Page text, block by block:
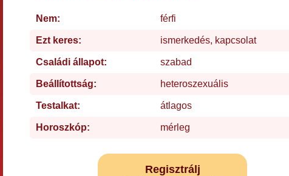
Nem: férfi
Ezt keres: ismerkedés, kapcsolat
Családi állapot: szabad
Beállítottság: heteroszexuális
Testalkat: átlagos
Horoszkóp: mérleg
Regisztrálj